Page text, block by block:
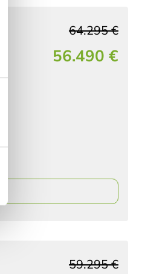
56.490 €
64.295 €
59.295 €